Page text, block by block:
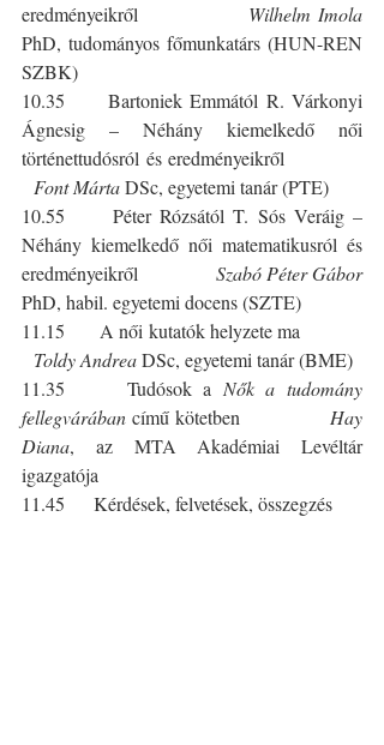
eredményeikről
PhD, tudományos főmunkatárs (HUN-REN
SZBK)
10.35     Bartoniek Emmától R. Várkonyi
Ágnesig – Néhány kiemelkedő női
történettudósról és eredményeikről
Font Márta DSc, egyetemi tanár (PTE)
10.55     Péter Rózsától T. Sós Veráig –
Néhány kiemelkedő női matematikusról és
eredményeikről Szabó Péter Gábor
PhD, habil. egyetemi docens (SZTE)
11.15      A női kutatók helyzete ma
Toldy Andrea DSc, egyetemi tanár (BME)
11.35     Tudósok a Nők a tudomány
fellegvárában című kötetben Hay
Diana, az MTA Akadémiai Levéltár
igazgatója
11.45     Kérdések, felvetések, összegzés